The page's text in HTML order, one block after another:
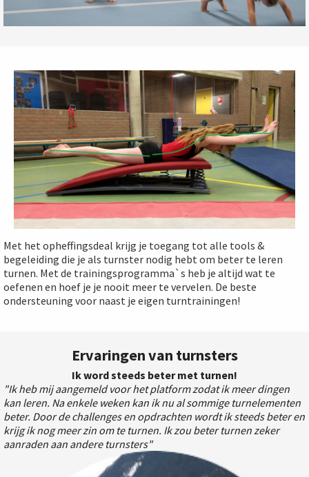
Met het opheffingsdeal krijg je toegang tot alle tools &
begeleiding die je als turnster nodig hebt om beter te leren
turnen. Met de trainingsprogramma`s heb je altijd wat te
oefenen en hoef je je nooit meer te vervelen. De beste
ondersteuning voor naast je eigen turntrainingen!
Ervaringen van turnsters
Ik word steeds beter met turnen!
"Ik heb mij aangemeld voor het platform zodat ik meer dingen
kan leren. Na enkele weken kan ik nu al sommige turnelementen
beter. Door de challenges en opdrachten wordt ik steeds beter en
krijg ik nog meer zin om te turnen. Ik zou beter turnen zeker
aanraden aan andere turnsters"